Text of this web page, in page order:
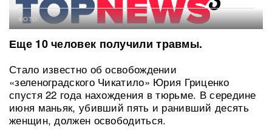
ФОТО:
Еще 10 человек получили травмы.
Стало известно об освобождении
«зеленоградского Чикатило» Юрия Гриценко
спустя 22 года нахождения в тюрьме. В середине
июня маньяк, убивший пять и ранивший десять
женщин, должен освободиться.